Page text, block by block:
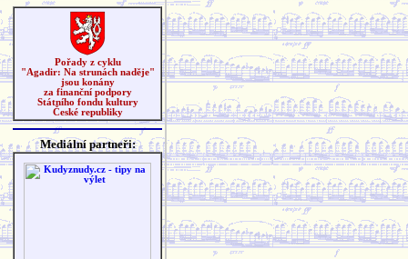
Pořady z cyklu
"Agadir: Na strunách naděje"
jsou konány
za finanční podpory
Státního fondu kultury
České republiky
Mediální partneři: